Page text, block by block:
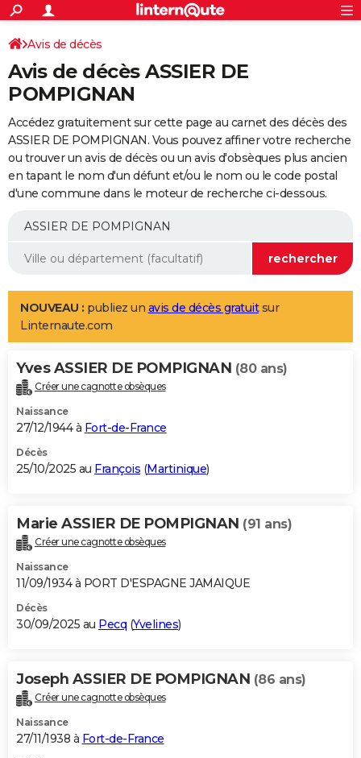
ACTUALITÉS
Politique
Société
Faits Divers
Education
Monde
Villes
+
SPORT
Coupe du monde 2026
Football
Tennis
Cyclisme
Rugby
Forum
FINANCE
Retraite
Impôts
Epargne
Immobilier
Risques naturels par ville
Banque
Assurance
Crédit
Essais
Réserver un essai
Citadines
Berlines
SUV
Forum auto
+
HIGH-TECH
Art de vivre
Bien-être
Loisirs
Mode
Modes de vie
SANTE
Alimentation
Guide de la santé
Maladies
Médicaments
Sommeil
+
Destinations
City break
Voyage nature
Voyage de noces
Forum
Climat
PHOTO
GUIDES D'ACHAT
BONS PLANS
CARTE DE VOEUX
Dictionnaire
Biographies
Citations
Expressions
Proverbes
PROGRAMME TV
COPAINS D'AVANT
S'inscrire
Se connecter
Lycées
Collèges
Primaires
Universités
Entreprises
Service militaire
Avis de recherche
AVIS DE DÉCÈS
Bricolage
Avis de décès
Avis de décès ASSIER DE
POMPIGNAN
Accédez gratuitement sur cette page au carnet des décès des
ASSIER DE POMPIGNAN. Vous pouvez affiner votre recherche
ou trouver un avis de décès ou un avis d'obsèques plus ancien
en tapant le nom d'un défunt et/ou le nom ou le code postal
d'une commune dans le moteur de recherche ci-dessous.
NOUVEAU : publiez un avis de décès gratuitsur
Linternaute.com
Yves ASSIER DE POMPIGNAN (80 ans)
Créer une cagnotte obsèques
Naissance
27/12/1944 à Fort-de-France
Décès
25/10/2025 au François (Martinique)
Marie ASSIER DE POMPIGNAN (91 ans)
Créer une cagnotte obsèques
Naissance
11/09/1934 à PORT D'ESPAGNE JAMAIQUE
Décès
30/09/2025 au Pecq (Yvelines)
Joseph ASSIER DE POMPIGNAN (86 ans)
Créer une cagnotte obsèques
Naissance
27/11/1938 à Fort-de-France